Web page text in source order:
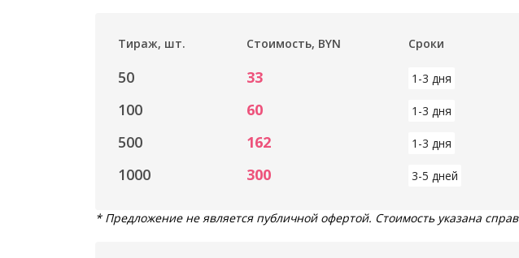
Тираж, шт. Стоимость, BYN Сроки
50 33 1-3 дня
100 60 1-3 дня
500 162 1-3 дня
1000 300 3-5 дней
* Предложение не является публичной офертой. Стоимость указана